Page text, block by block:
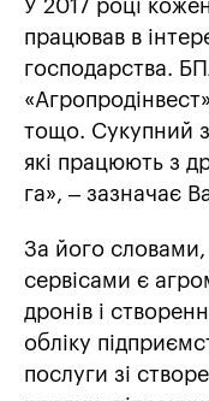
У 2017 році
працював в
господарства.
тощо. Сукупний
які працюють з
га», – зазначає
За його
сервісами є
дронів і
обліку
послуги зі